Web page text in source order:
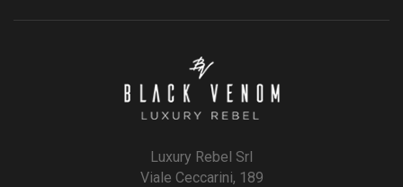
Luxury Rebel Srl
Viale Ceccarini, 189